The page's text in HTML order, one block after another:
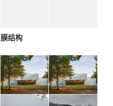
膜结构